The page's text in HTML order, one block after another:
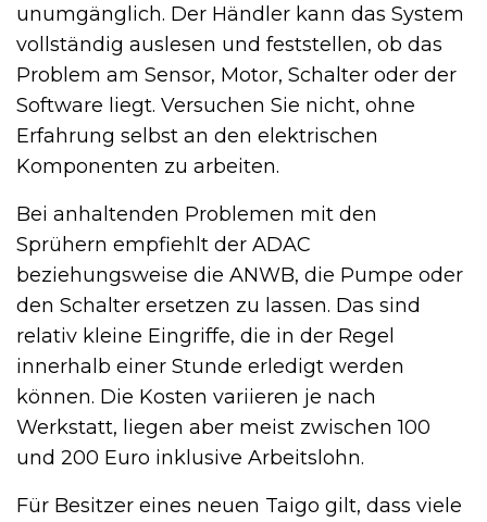
unumgänglich. Der Händler kann das System
vollständig auslesen und feststellen, ob das
Problem am Sensor, Motor, Schalter oder der
Software liegt. Versuchen Sie nicht, ohne
Erfahrung selbst an den elektrischen
Komponenten zu arbeiten.
Bei anhaltenden Problemen mit den
Sprühern empfiehlt der ADAC
beziehungsweise die ANWB, die Pumpe oder
den Schalter ersetzen zu lassen. Das sind
relativ kleine Eingriffe, die in der Regel
innerhalb einer Stunde erledigt werden
können. Die Kosten variieren je nach
Werkstatt, liegen aber meist zwischen 100
und 200 Euro inklusive Arbeitslohn.
Für Besitzer eines neuen Taigo gilt, dass viele